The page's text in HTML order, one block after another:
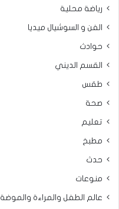
رياضة محلية
الفن و السوشيال ميديا
حوادث
القسم الديني
طقس
صحة
تعليم
مطبخ
حدث
منوعات
عالم الطفل والمراءة والموضة